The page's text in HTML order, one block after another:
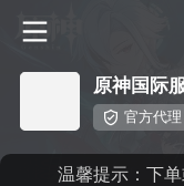
原神国际
官方代理
温馨提示：下